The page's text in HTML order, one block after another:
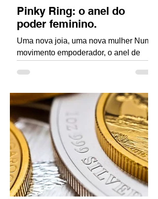
Pinky Ring: o anel do
poder feminino.
Uma nova joia, uma nova mulher Num
movimento empoderador, o anel de
associado à elegância masculina...